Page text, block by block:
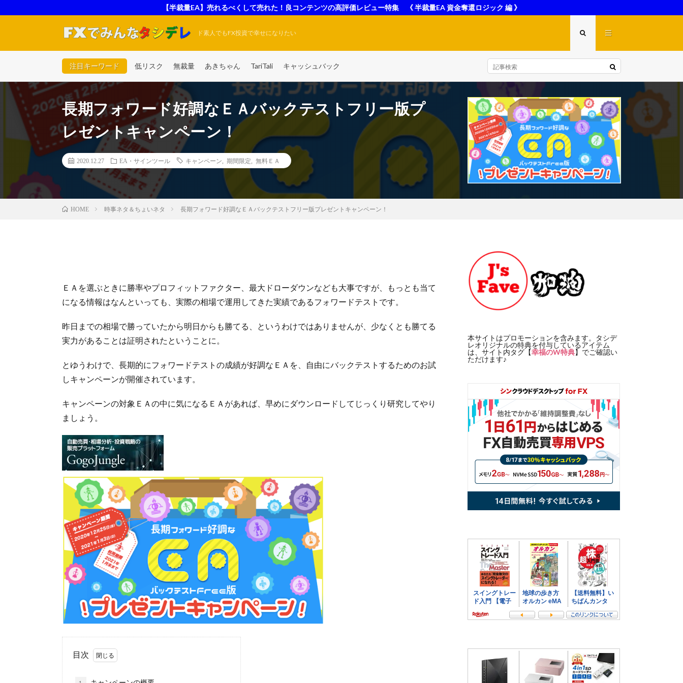
【半裁量EA】売れるべくして売れた！良コンテンツの高評価レビュー特集 《 半裁量EA 資金奪還ロジック 編 》
ド素人でもFX投資で幸せになりたい
注目キーワード 低リスク 無裁量 あきちゃん TariTali キャッシュバック
長期フォワード好調なＥＡバックテストフリー版プ
レゼントキャンペーン！
2020.12.27 EA・サインツール キャンペーン 期間限定 無料ＥＡ
HOME 時事ネタ＆ちょいネタ 長期フォワード好調なＥＡバックテストフリー版プレゼントキャンペーン！
ＥＡを選ぶときに勝率やプロフィットファクター、最大ドローダウンなども大事ですが、もっとも当て
になる情報はなんといっても、実際の相場で運用してきた実績であるフォワードテストです。
昨日までの相場で勝っていたから明日からも勝てる、というわけではありませんが、少なくとも勝てる
実力があることは証明されたということに。
とゆうわけで、長期的にフォワードテストの成績が好調なＥＡを、自由にバックテストするためのお試
しキャンペーンが開催されています。
キャンペーンの対象ＥＡの中に気になるＥＡがあれば、早めにダウンロードしてじっくり研究してやり
ましょう。
目次
本サイトはプロモーションを含みます。タシデ
レオリジナルの特典を付与しているアイテム
は、サイト内タグ【幸福のW特典】でご確認い
ただけます♪